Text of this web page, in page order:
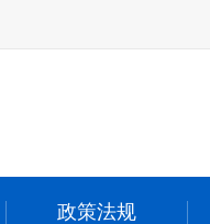
政策法规